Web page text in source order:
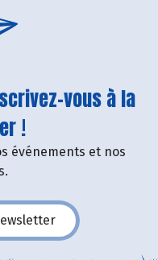
vous à la
!
événements et nos